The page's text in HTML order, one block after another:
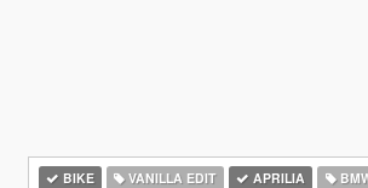
BIKE VANILLA EDIT APRILIA